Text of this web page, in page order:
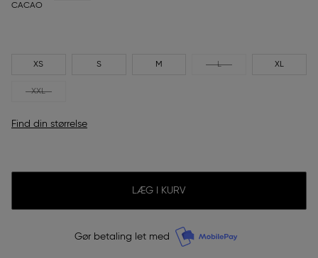
CACAO
XS S M L XL
XXL
Find din størrelse
LÆG I KURV
Gør betaling let med